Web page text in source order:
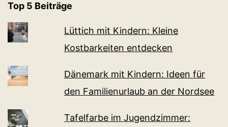
Top 5 Beiträge
Lüttich mit Kindern: Kleine
Kostbarkeiten entdecken
Dänemark mit Kindern: Ideen für
den Familienurlaub an der Nordsee
Tafelfarbe im Jugendzimmer: